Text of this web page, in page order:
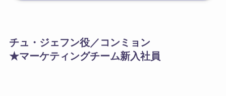
チュ・ジェフン役／コンミョン
★マーケティングチーム新入社員